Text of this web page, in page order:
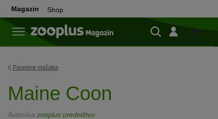
Magazin Shop
Shop
Pasmine mačaka
Maine Coon
Autor/ica zooplus uredništvo